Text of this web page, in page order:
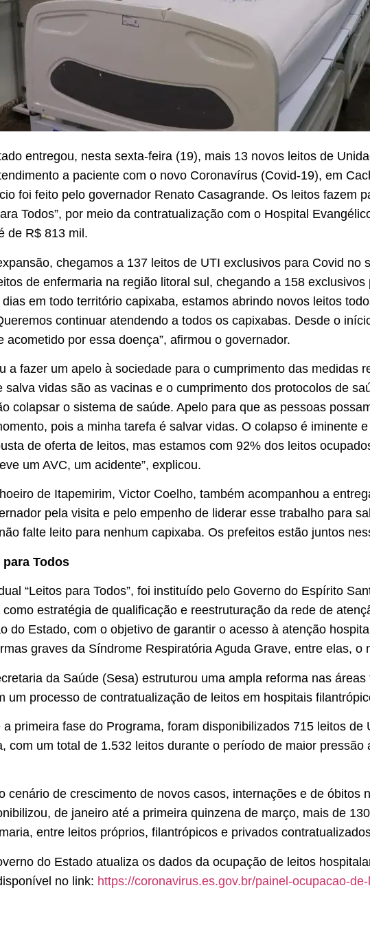
entregou, nesta sexta-feira (19), mais 13 novos leitos de
a paciente com o novo Coronavírus (Covid-19), em
foi feito pelo governador Renato Casagrande. Os leitos fazem
Todos”, por meio da contratualização com o Hospital
de R$ 813 mil.
chegamos a 137 leitos de UTI exclusivos para Covid no
de enfermaria na região litoral sul, chegando a 158
em todo território capixaba, estamos abrindo novos leitos
continuar atendendo a todos os capixabas. Desde o
acometido por essa doença”, afirmou o governador.
a fazer um apelo à sociedade para o cumprimento das medidas
salva vidas são as vacinas e o cumprimento dos protocolos de
colapsar o sistema de saúde. Apelo para que as pessoas
pois a minha tarefa é salvar vidas. O colapso é iminente
de oferta de leitos, mas estamos com 92% dos leitos
um AVC, um acidente”, explicou.
de Itapemirim, Victor Coelho, também acompanhou a
pela visita e pelo empenho de liderar esse trabalho para
falte leito para nenhum capixaba. Os prefeitos estão juntos
Todos
“Leitos para Todos”, foi instituído pelo Governo do Espírito
como estratégia de qualificação e reestruturação da rede de
do Estado, com o objetivo de garantir o acesso à atenção
graves da Síndrome Respiratória Aguda Grave, entre elas, o
da Saúde (Sesa) estruturou uma ampla reforma nas
um processo de contratualização de leitos em hospitais
a primeira fase do Programa, foram disponibilizados 715 leitos de
com um total de 1.532 leitos durante o período de maior
cenário de crescimento de novos casos, internações e de óbitos
de janeiro até a primeira quinzena de março, mais de
entre leitos próprios, filantrópicos e privados
do Estado atualiza os dados da ocupação de leitos
no link: https://coronavirus.es.gov.br/painel-ocupacao-